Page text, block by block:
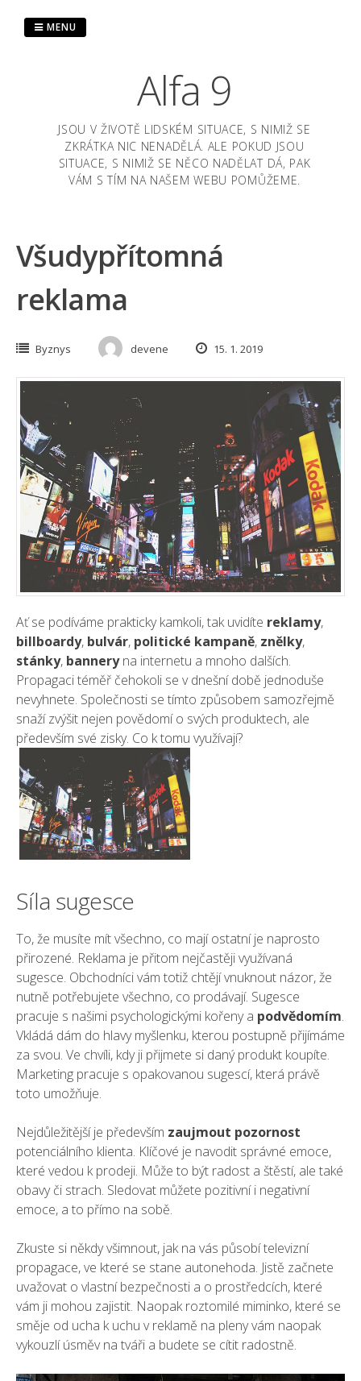
Alfa 9
JSOU V ŽIVOTĚ LIDSKÉM SITUACE, S NIMIŽ SE
ZKRÁTKA NIC NENADĚLÁ. ALE POKUD JSOU
SITUACE, S NIMIŽ SE NĚCO NADĚLAT DÁ, PAK
VÁM S TÍM NA NAŠEM WEBU POMŮŽEME.
MENU
Všudypřítomná
reklama
Byznys devene 15. 1. 2019
Ať se podíváme prakticky kamkoli, tak uvidíte reklamy,
billboardy, bulvár, politické kampaně, znělky,
stánky, banneryna internetu a mnoho dalších.
Propagaci téměř čehokoli se v dnešní době jednoduše
nevyhnete. Společnosti se tímto způsobem samozřejmě
snaží zvýšit nejen povědomí o svých produktech, ale
především své zisky. Co k tomu využívají?
Síla sugesce
To, že musíte mít všechno, co mají ostatní je naprosto
přirozené. Reklama je přitom nejčastěji využívaná
sugesce. Obchodníci vám totiž chtějí vnuknout názor, že
nutně potřebujete všechno, co prodávají. Sugesce
pracuje s našimi psychologickými kořeny a podvědomím.
Vkládá dám do hlavy myšlenku, kterou postupně přijímáme
za svou. Ve chvíli, kdy ji přijmete si daný produkt koupíte.
Marketing pracuje s opakovanou sugescí, která právě
toto umožňuje.
Nejdůležitější je především zaujmout pozornost
potenciálního klienta. Klíčové je navodit správné emoce,
které vedou k prodeji. Může to být radost a štěstí, ale také
obavy či strach. Sledovat můžete pozitivní i negativní
emoce, a to přímo na sobě.
Zkuste si někdy všimnout, jak na vás působí televizní
propagace, ve které se stane autonehoda. Jistě začnete
uvažovat o vlastní bezpečnosti a o prostředcích, které
vám ji mohou zajistit. Naopak roztomilé miminko, které se
směje od ucha k uchu v reklamě na pleny vám naopak
vykouzlí úsměv na tváři a budete se cítit radostně.